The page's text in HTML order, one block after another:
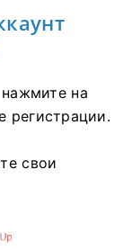
на
регистрации.
свои